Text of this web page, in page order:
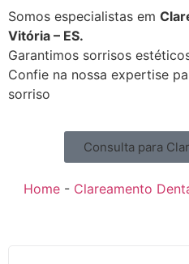
Somos especialistas em
Vitória – ES.
Garantimos sorrisos
Confie na nossa expertise
sorriso
Consulta para
Home - Clareamento